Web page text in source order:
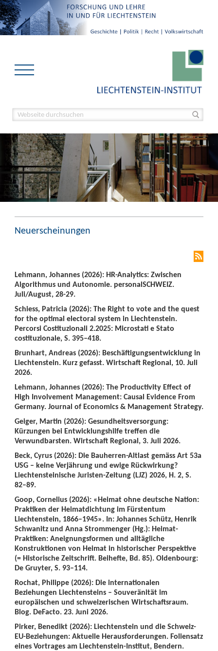
Neuerscheinungen
Lehmann, Johannes (2026): HR-Analytics: Zwischen
Algorithmus und Autonomie. personalSCHWEIZ.
Juli/August, 28-29.
Schiess, Patricia (2026): The Right to vote and the quest
for the optimal electoral system in Liechtenstein.
Percorsi Costituzionali 2.2025: Microstati e Stato
costituzionale, S. 395–418.
Brunhart, Andreas (2026): Beschäftigungsentwicklung in
Liechtenstein. Kurz gefasst. Wirtschaft Regional, 10. Juli
2026.
Lehmann, Johannes (2026): The Productivity Effect of
High Involvement Management: Causal Evidence From
Germany. Journal of Economics & Management Strategy.
Geiger, Martin (2026): Gesundheitsversorgung:
Kürzungen bei Entwicklungshilfe treffen die
Verwundbarsten. Wirtschaft Regional, 3. Juli 2026.
Beck, Cyrus (2026): Die Bauherren-Altlast gemäss Art 53a
USG – keine Verjährung und ewige Rückwirkung?
Liechtensteinische Juristen-Zeitung (LJZ) 2026, H. 2, S.
82–89.
Goop, Cornelius (2026): «Heimat ohne deutsche Nation:
Praktiken der Heimatdichtung im Fürstentum
Liechtenstein, 1866–1945». In: Johannes Schütz, Henrik
Schwanitz und Anna Strommenger (Hg.): Heimat-
Praktiken: Aneignungsformen und alltägliche
Konstruktionen von Heimat in historischer Perspektive
(= Historische Zeitschrift. Beihefte, Bd. 85). Oldenbourg:
De Gruyter, S. 93–114.
Rochat, Philippe (2026): Die internationalen
Beziehungen Liechtensteins – Souveränität im
europäischen und schweizerischen Wirtschaftsraum.
Blog. DeFacto. 23. Juni 2026.
Pirker, Benedikt (2026): Liechtenstein und die Schweiz-
EU-Beziehungen: Aktuelle Herausforderungen. Foliensatz
eines Vortrages am Liechtenstein-Institut, Bendern.